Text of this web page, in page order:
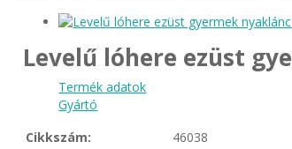
Levelű lóhere ezüst
Termék adatok
Gyártó
Cikkszám:
46038